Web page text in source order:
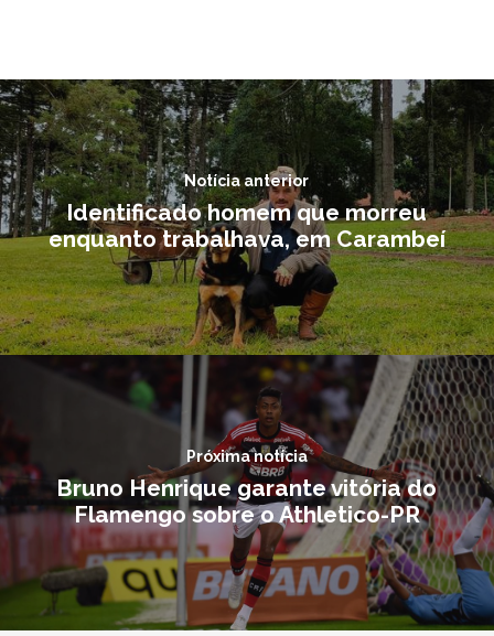
Notícia anterior
Identificado homem que morreu
enquanto trabalhava, em Carambeí
Próxima notícia
Bruno Henrique garante vitória do
Flamengo sobre o Athletico-PR